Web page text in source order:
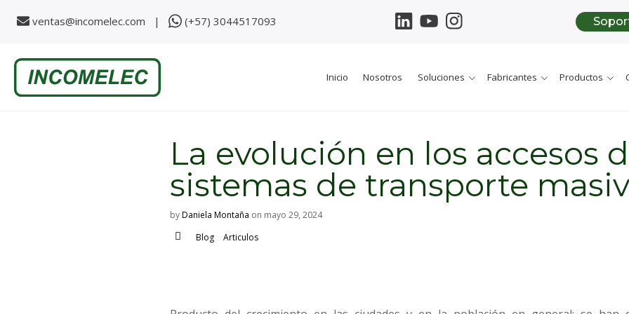
ventas@incomelec.com | (+57) 3044517093
Inicio Nosotros Soluciones Fabricantes Productos
La evolución en los accesos
sistemas de transporte
byDaniela Montaña on mayo 29, 2024
Blog
Articulos